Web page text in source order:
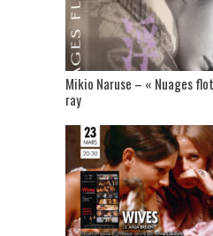
Mikio Naruse – « Nuages
ray